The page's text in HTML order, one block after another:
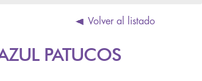
Volver al listado
PATUCOS